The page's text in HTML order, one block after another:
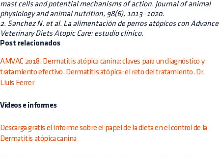
mast cells and potential mechanisms of action. Journal of animal
physiology and animal nutrition, 98(6), 1013–1020.
2. Sanchez N. et al. La alimentación de perros atópicos con Advance
Veterinary Diets Atopic Care: estudio clínico.
Post relacionados
AMVAC 2018. Dermatitis atópica canina: claves para un diagnóstico y
tratamiento efectivo. Dermatitis atópica: el reto del tratamiento. Dr.
Lluís Ferrer
Vídeos e informes
Descarga gratis el informe sobre el papel de la dieta en el control de la
Dermatitis atópica canina